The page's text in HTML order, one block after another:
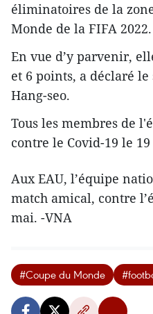
éliminatoires de la
Monde de la FIFA 2022.
En vue d’y parvenir,
et 6 points, a déclaré
Hang-seo.
Tous les membres de
contre le Covid-19 le
Aux EAU, l’équipe
match amical, contre
mai. -VNA
#Coupe du Monde